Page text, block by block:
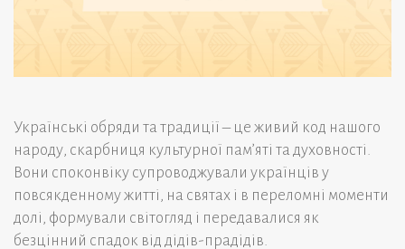
Українські обряди та традиції – це живий код нашого
народу, скарбниця культурної пам’яті та духовності.
Вони споконвіку супроводжували українців у
повсякденному житті, на святах і в переломні моменти
долі, формували світогляд і передавалися як
безцінний спадок від дідів-прадідів.